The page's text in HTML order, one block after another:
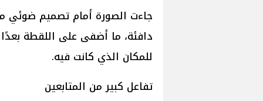
جاءت الصورة أمام تصميم ضوئي
دافئة، ما أضفى على اللقطة بعدًا
للمكان الذي كانت فيه.
تفاعل كبير من المتابعين